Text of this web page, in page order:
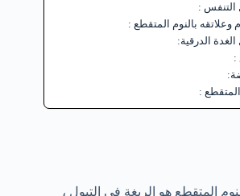
التنفس :
وعلاتقه بالنوم المتقطع :
الدرقية:
:
:
المتقطع هو الربغة في التبول ،